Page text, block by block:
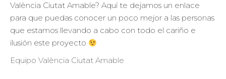
València Ciutat Amable? Aquí te dejamos un enlace
para que puedas conocer un poco mejor a las personas
que estamos llevando a cabo con todo el cariño e
ilusión este proyecto
Equipo València Ciutat Amable